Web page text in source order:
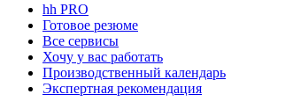
hh PRO
Готовое резюме
Все сервисы
Хочу у вас работать
Производственный календарь
Экспертная рекомендация